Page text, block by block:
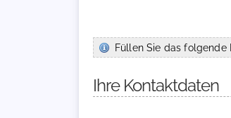
Füllen Sie das folgende
Ihre Kontaktdaten